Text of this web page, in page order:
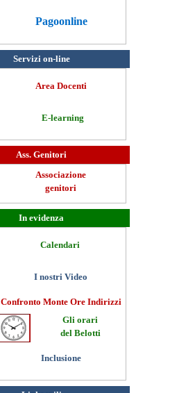
Pagoonline
Servizi on-line
Area Docenti
E-learning
Ass. Genitori
Associazione
genitori
In evidenza
Calendari
I nostri Video
Confronto Monte Ore Indirizzi
Gli orari
del Belotti
Inclusione